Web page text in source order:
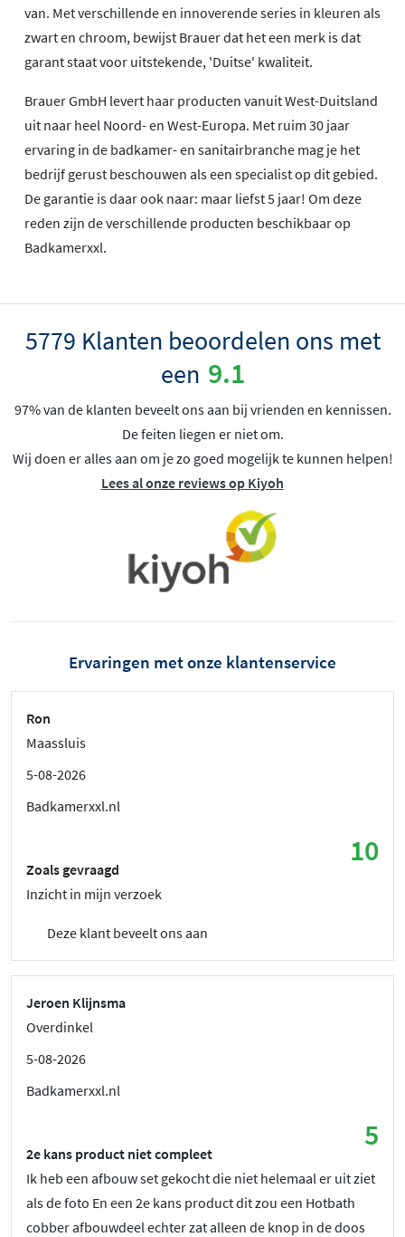
van. Met verschillende en innoverende series in kleuren als
zwart en chroom, bewijst Brauer dat het een merk is dat
garant staat voor uitstekende, 'Duitse' kwaliteit.
Brauer GmbH levert haar producten vanuit West-Duitsland
uit naar heel Noord- en West-Europa. Met ruim 30 jaar
ervaring in de badkamer- en sanitairbranche mag je het
bedrijf gerust beschouwen als een specialist op dit gebied.
De garantie is daar ook naar: maar liefst 5 jaar! Om deze
reden zijn de verschillende producten beschikbaar op
Badkamerxxl.
5779 Klanten beoordelen ons met
een 9.1
97% van de klanten beveelt ons aan bij vrienden en kennissen.
De feiten liegen er niet om.
Wij doen er alles aan om je zo goed mogelijk te kunnen helpen!
Lees al onze reviews op Kiyoh
Ervaringen met onze klantenservice
Ron
Maassluis
5-08-2026
Badkamerxxl.nl
10
Zoals gevraagd
Inzicht in mijn verzoek
Deze klant beveelt ons aan
Jeroen Klijnsma
Overdinkel
5-08-2026
Badkamerxxl.nl
5
2e kans product niet compleet
Ik heb een afbouw set gekocht die niet helemaal er uit ziet
als de foto En een 2e kans product dit zou een Hotbath
cobber afbouwdeel echter zat alleen de knop in de doos